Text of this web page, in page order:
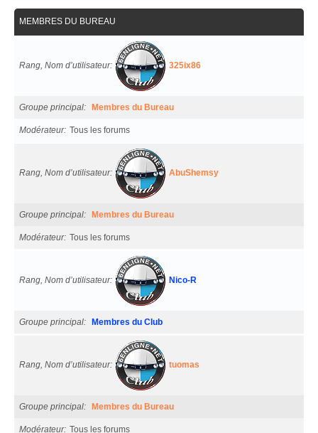
MEMBRES DU BUREAU
Rang, Nom d’utilisateur 325ix86
Groupe principal Membres du Bureau
Modérateur Tous les forums
Rang, Nom d’utilisateur AbuShemsy
Groupe principal Membres du Bureau
Modérateur Tous les forums
Rang, Nom d’utilisateur Nico-R
Groupe principal Membres du Club
Rang, Nom d’utilisateur tuomas
Groupe principal Membres du Bureau
Modérateur Tous les forums